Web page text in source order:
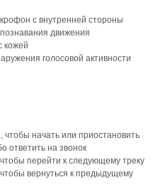
с внутренней стороны
движения
кожей
голосовой активности
начать или приостановить
ответить на звонок
перейти к следующему треку
вернуться к предыдущему